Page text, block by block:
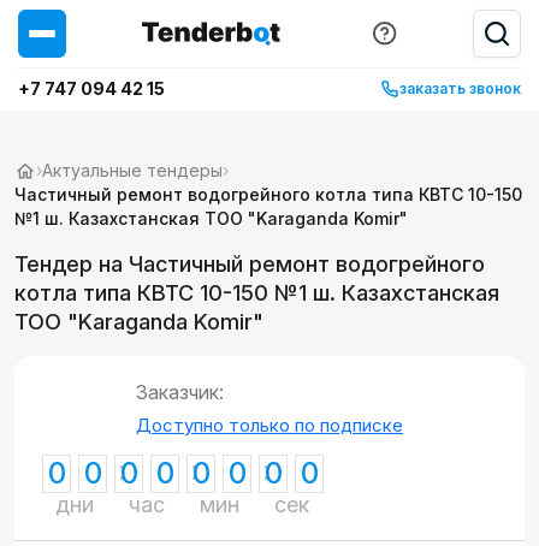
+7 747 094 42 15 заказать звонок
›Актуальные тендеры›
Частичный ремонт водогрейного котла типа КВТС 10-150
№1 ш. Казахстанская ТОО "Karaganda Komir"
Тендер на Частичный ремонт водогрейного
котла типа КВТС 10-150 №1 ш. Казахстанская
ТОО "Karaganda Komir"
Заказчик:
Доступно только по подписке
0 0
дни
0 0
час
0 0
мин
0 0
сек